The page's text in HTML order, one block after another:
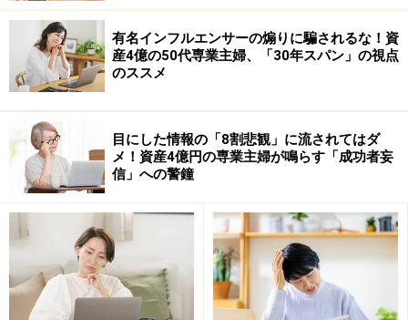
有名インフルエンサーの煽りに騙されるな！資
産4億の50代専業主婦、「30年スパン」の視点
のススメ
目にした情報の「8割悲観」に流されてはダ
メ！資産4億円の専業主婦が鳴らす「成功者妄
信」への警鐘